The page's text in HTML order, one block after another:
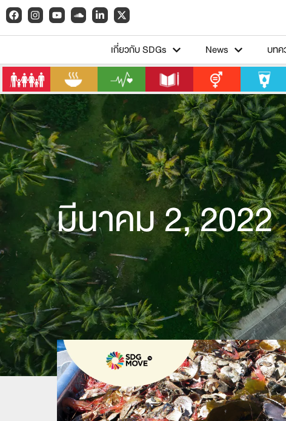
เกี่ยวกับ SDGs News บทค
มีนาคม 2, 2022